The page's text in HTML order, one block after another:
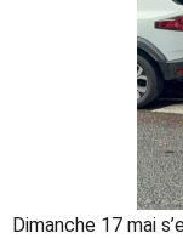
Dimanche 17 mai